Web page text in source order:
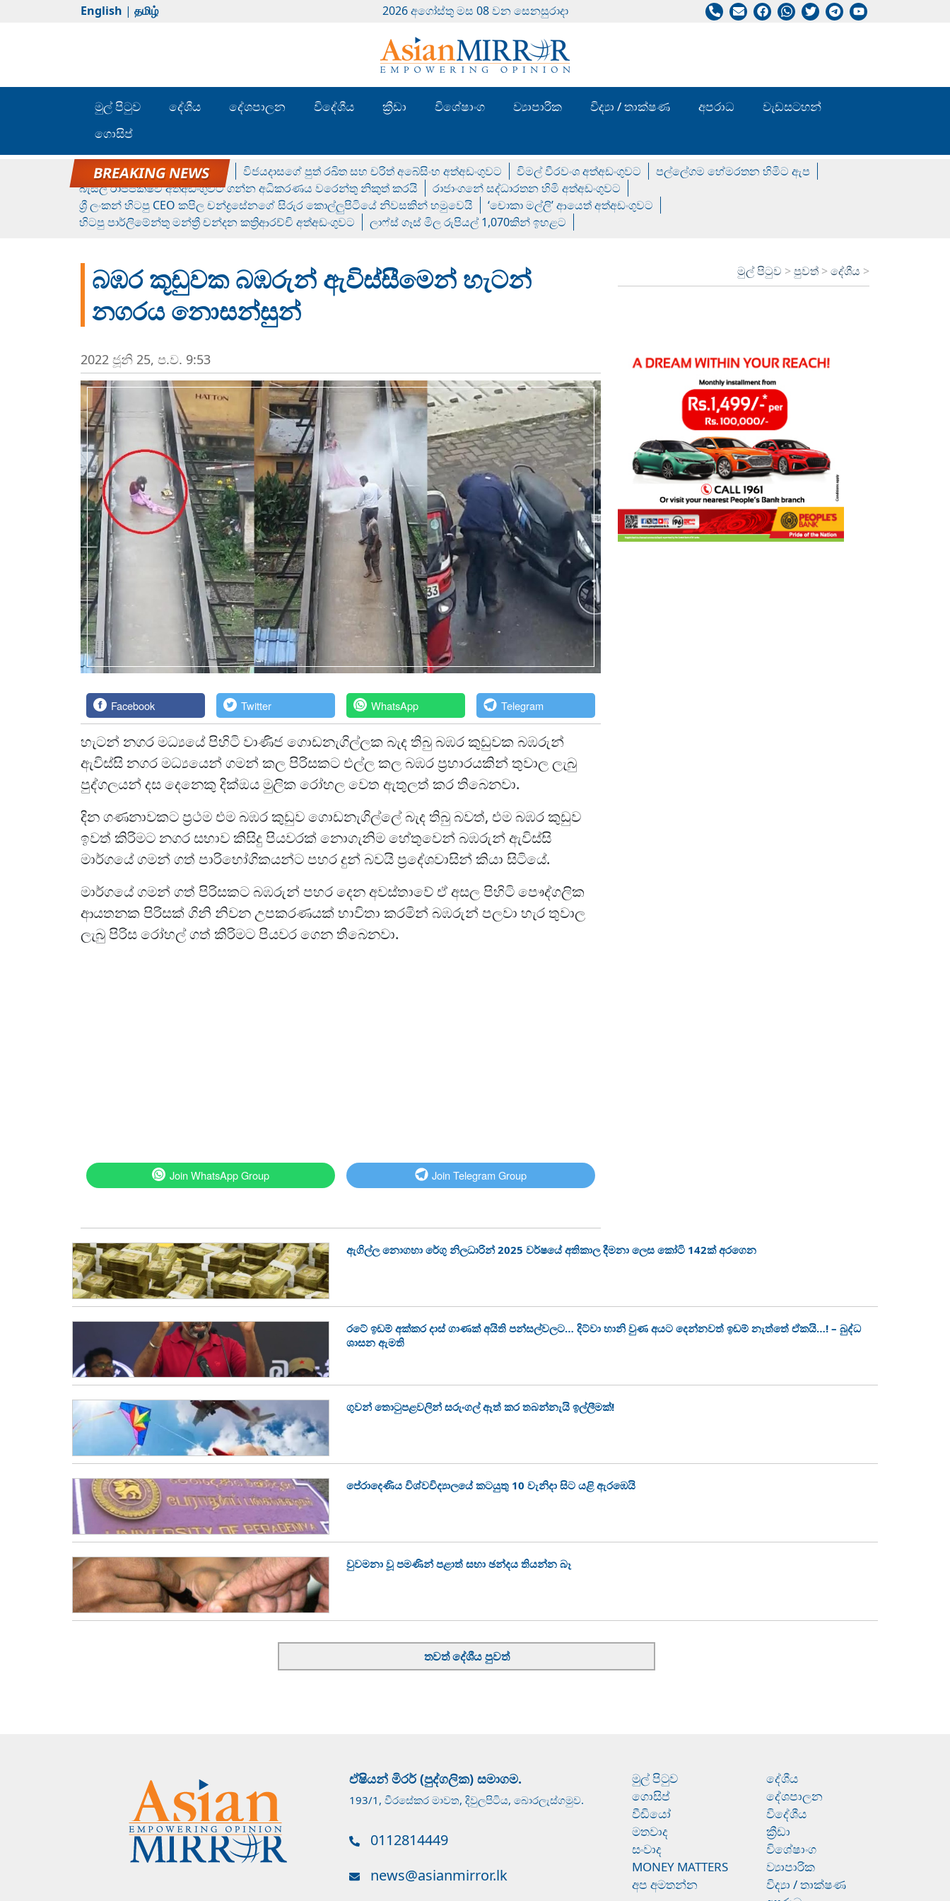
English | தமிழ் 2026 අගෝස්‍තු මස 08 වන සෙනසුරාදා
මුල් පිටුව දේශීය දේශපාලන විදේශීය ක්‍රීඩා විශේෂාංග ව්‍යාපාරික විද්‍යා / තාක්ෂණ අපරාධ
වැඩසටහන්
ගොසිප්
රන් ගෙනා රුමේෂ්ගේ හෙල්ලය විජයදාසගේ පුත් රඛිත සහ චරිත් අබේසිංහ අත්අඩංගුවට විමල් වීරවංශ අත්අඩංගුවට
පල්ලේගම හේමරතන හිමිට ඇප
බැසිල් රාජපක්ෂව අත්අඩංගුවට ගන්න අධිකරණය වරෙන්තු නිකුත් කරයි
රාජාංගනේ සද්ධාරතන හිමි අත්අඩංගුවට
ශ්‍රී ලංකන් හිටපු CEO කපිල චන්ද්‍රසේනගේ සිරුර කොල්ලුපිටියේ නිවසකින් හමුවෙයි
‘චොකා මල්ලි’ ආයෙත් අත්අඩංගුවට
හිටපු පාර්ලිමේන්තු මන්ත්‍රී චන්දන කත්‍රිආරච්චි අත්අඩංගුවට
ලාෆ්ස් ගෑස් මිල රුපියල් 1,070කින් ඉහළට
බඹර කූඩුවක බඹරුන් ඇවිස්සීමෙන් හැටන්
නගරය නොසන්සුන්
මුල් පිටුව >පුවත් >දේශීය >
2022 ජූනි 25, ප.ව. 9:53
Facebook Twitter WhatsApp Telegram
හැටන් නගර මධ්‍යයේ පිහිටි වාණිජ ගොඩනැගිල්ලක බැද තිබු බඹර කුඩුවක බඹරුන්
ඇවිස්සි නගර මධ්‍යයෙන් ගමන් කල පිරිසකට එල්ල කල බඹර ප්‍රහාරයකින් තුවාල ලැබු
පුද්ගලයන් දස දෙනෙකු දික්ඔය මුලික රෝහල වෙත ඇතුලත් කර තිබෙනවා.
දින ගණනාවකට ප්‍රථම එම බඹර කුඩුව ගොඩනැගිල්ලේ බැද තිබු බවත්, එම බඹර කුඩුව
ඉවත් කිරිමට නගර සභාව කිසිදු පියවරක් නොගැනිම හේතුවෙන් බඹරුන් ඇවිස්සි
මාර්ගයේ ගමන් ගත් පාරිභෝගිකයන්ට පහර දුන් බවයි ප්‍රදේශවාසින් කියා සිටියේ.
මාර්ගයේ ගමන් ගත් පිරිසකට බඹරුන් පහර දෙන අවස්තාවේ ඒ අසල පිහිටි පෞද්ගලික
ආයතනක පිරිසක් ගිනි නිවන උපකරණයක් භාවිතා කරමින් බඹරුන් පලවා හැර තුවාල
ලැබු පිරිස රෝහල් ගත් කිරිමට පියවර ගෙන තිබෙනවා.
Join WhatsApp Group Join Telegram Group
ඇගිල්ල නොගහා රේගු නිලධාරින් 2025 වර්ෂයේ අතිකාල දීමනා ලෙස කෝටි 142ක් අරගෙන
රටේ ඉඩම් අක්කර දාස් ගාණක් අයිති පන්සල්වලට… දිට්වා හානි වුණ අයට දෙන්නවත් ඉඩම් නැත්තේ ඒකයි…! – බුද්ධ
ශාසන ඇමති
ගුවන් තොටුපළවලින් සරුංගල් ඈත් කර තබන්නැයි ඉල්ලීමක්!
පේරාදෙණිය විශ්වවිද්‍යාලයේ කටයුතු 10 වැනිදා සිට යළි ඇරඹෙයි
වුවමනා වූ පමණින් පළාත් සභා ඡන්දය තියන්න බෑ
තවත් දේශීය පුවත්
ඒෂියන් මිරර් (පුද්ගලික) සමාගම.
193/1, වීරසේකර මාවත, දිවුලපිටිය, බොරලැස්ගමුව.
0112814449
news@asianmirror.lk
මුල් පිටුව
ගොසිප්
වීඩියෝ
මතවාද
සංවාද
MONEY MATTERS
අප අමතන්න
දේශීය
දේශපාලන
විදේශීය
ක්‍රීඩා
විශේෂාංග
ව්‍යාපාරික
විද්‍යා / තාක්ෂණ